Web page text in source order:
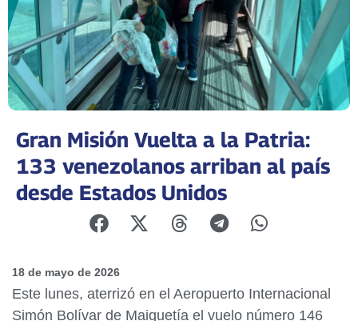
Gran Misión Vuelta a la Patria:
133 venezolanos arriban al país
desde Estados Unidos
18 de mayo de 2026
Este lunes, aterrizó en el Aeropuerto Internacional
Simón Bolívar de Maiquetía el vuelo número 146